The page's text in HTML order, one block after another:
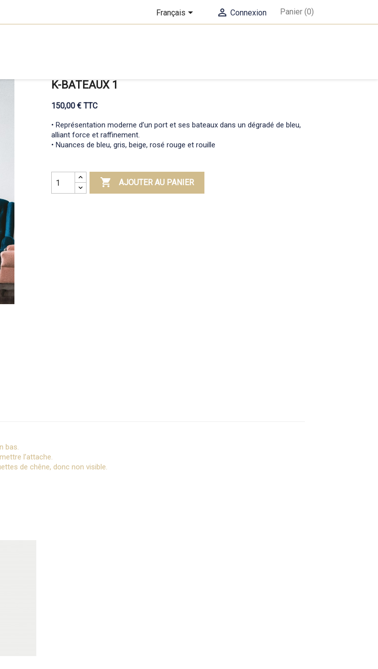
Français  Connexion Panier (0)
K-BATEAUX 1
150,00 € TTC
• Représentation moderne d’un port et ses bateaux dans un dégradé de bleu,
alliant force et raffinement.
• Nuances de bleu, gris, beige, rosé rouge et rouille
 AJOUTER AU PANIER
bas.
l’attache.
de chêne, donc non visible.